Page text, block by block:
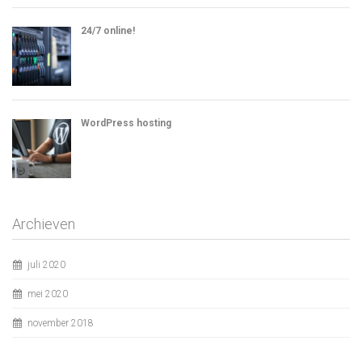
24/7 online!
WordPress hosting
Archieven
juli 2020
mei 2020
november 2018